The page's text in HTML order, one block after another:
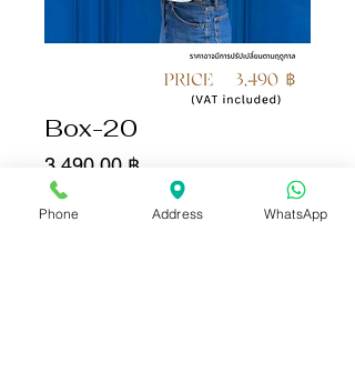
Box-20
3 490,00 ฿Цена
Количество
Phone Address WhatsApp